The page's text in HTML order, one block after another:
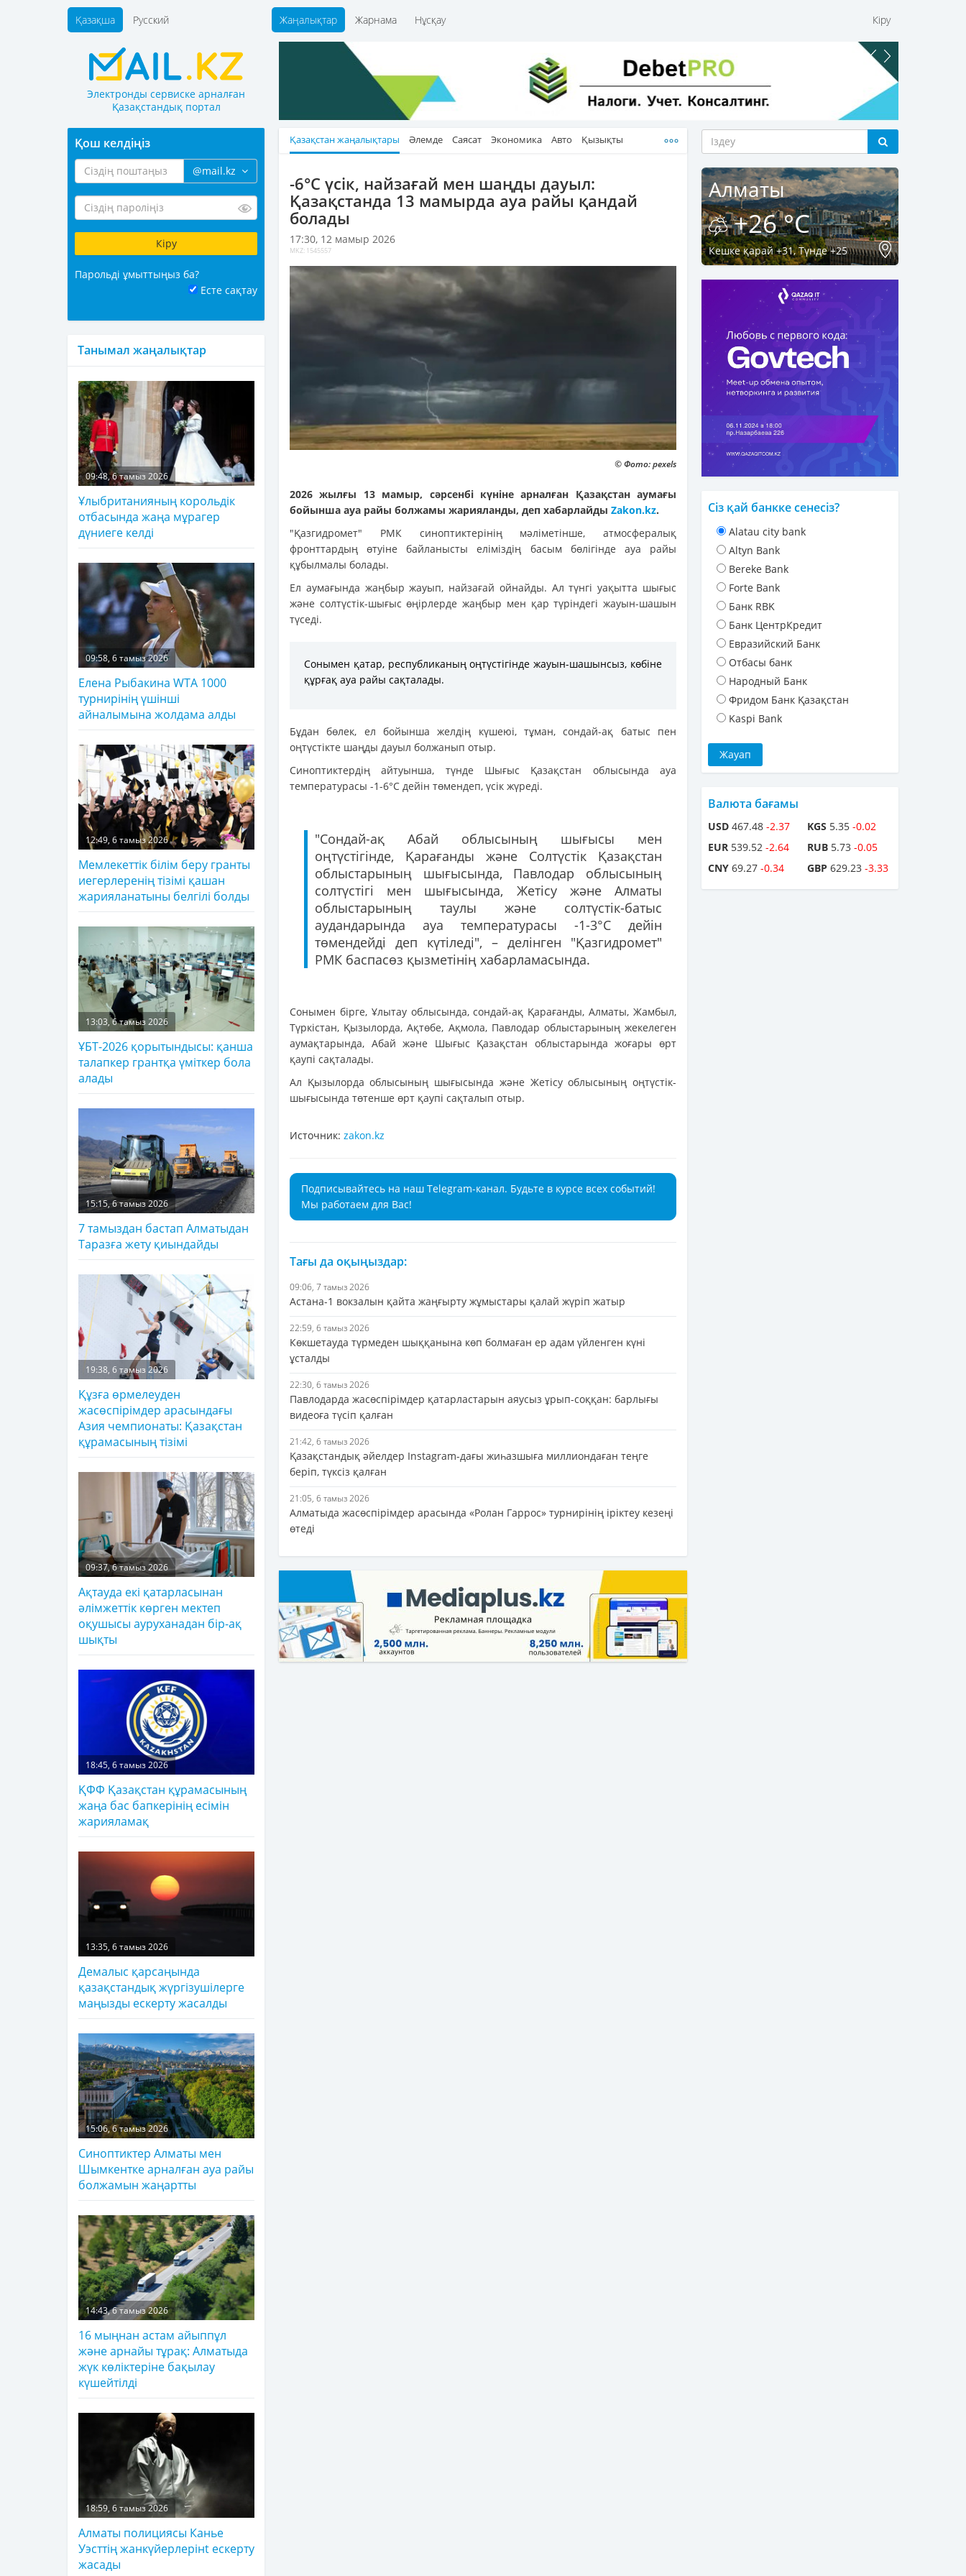
Жаңалықтар Жарнама Нұсқау Кіру
Қазақша Русский
Электронды сервиске арналған
Қазақстандық портал
Қазақстан жаңалықтары Әлемде Саясат Экономика Авто Қызықты
-6°С үсік, найзағай мен шаңды дауыл:
Қазақстанда 13 мамырда ауа райы қандай
болады
17:30, 12 мамыр 2026
MKZ: 1545557
© Фото: pexels
2026 жылғы 13 мамыр, сәрсенбі күніне арналған Қазақстан аумағы
бойынша ауа райы болжамы жарияланды, деп хабарлайды Zakon.kz.
"Қазгидромет" РМК синоптиктерінің мәліметінше, атмосфералық
фронттардың өтуіне байланысты еліміздің басым бөлігінде ауа райы
құбылмалы болады.
Ел аумағында жаңбыр жауып, найзағай ойнайды. Ал түнгі уақытта шығыс
және солтүстік-шығыс өңірлерде жаңбыр мен қар түріндегі жауын-шашын
түседі.
Сонымен қатар, республиканың оңтүстігінде жауын-шашынсыз, көбіне
құрғақ ауа райы сақталады.
Бұдан бөлек, ел бойынша желдің күшеюі, тұман, сондай-ақ батыс пен
оңтүстікте шаңды дауыл болжанып отыр.
Синоптиктердің айтуынша, түнде Шығыс Қазақстан облысында ауа
температурасы -1-6°С дейін төмендеп, үсік жүреді.
"Сондай-ақ Абай облысының шығысы мен
оңтүстігінде, Қарағанды және Солтүстік Қазақстан
облыстарының шығысында, Павлодар облысының
солтүстігі мен шығысында, Жетісу және Алматы
облыстарының таулы және солтүстік-батыс
аудандарында ауа температурасы -1-3°С дейін
төмендейді деп күтіледі", – делінген "Қазгидромет"
РМК баспасөз қызметінің хабарламасында.
Сонымен бірге, Ұлытау облысында, сондай-ақ Қарағанды, Алматы, Жамбыл,
Түркістан, Қызылорда, Ақтөбе, Ақмола, Павлодар облыстарының жекелеген
аумақтарында, Абай және Шығыс Қазақстан облыстарында жоғары өрт
қаупі сақталады.
Ал Қызылорда облысының шығысында және Жетісу облысының оңтүстік-
шығысында төтенше өрт қаупі сақталып отыр.
Источник: zakon.kz
Подписывайтесь на наш Telegram-канал. Будьте в курсе всех событий!
Мы работаем для Вас!
Тағы да оқыңыздар:
09:06, 7 тамыз 2026
Астана-1 вокзалын қайта жаңғырту жұмыстары қалай жүріп жатыр
22:59, 6 тамыз 2026
Көкшетауда түрмеден шыққанына көп болмаған ер адам үйленген күні
ұсталды
22:30, 6 тамыз 2026
Павлодарда жасөспірімдер қатарластарын аяусыз ұрып-соққан: барлығы
видеоға түсіп қалған
21:42, 6 тамыз 2026
Қазақстандық әйелдер Instagram-дағы жиһазшыға миллиондаған теңге
беріп, түксіз қалған
21:05, 6 тамыз 2026
Алматыда жасөспірімдер арасында «Ролан Гаррос» турнирінің іріктеу кезеңі
өтеді
Қош келдіңіз
@mail.kz
Парольді ұмыттыңыз ба?
Есте сақтау
Танымал жаңалықтар
09:48, 6 тамыз 2026
Ұлыбританияның корольдік
отбасында жаңа мұрагер
дүниеге келді
09:58, 6 тамыз 2026
Елена Рыбакина WTA 1000
турнирінің үшінші
айналымына жолдама алды
12:49, 6 тамыз 2026
Мемлекеттік білім беру гранты
иегерлеренің тізімі қашан
жарияланатыны белгілі болды
13:03, 6 тамыз 2026
ҰБТ-2026 қорытындысы: қанша
талапкер грантқа үміткер бола
алады
15:15, 6 тамыз 2026
7 тамыздан бастап Алматыдан
Таразға жету қиындайды
19:38, 6 тамыз 2026
Құзға өрмелеуден
жасөспірімдер арасындағы
Азия чемпионаты: Қазақстан
құрамасының тізімі
09:37, 6 тамыз 2026
Ақтауда екі қатарласынан
әлімжеттік көрген мектеп
оқушысы ауруханадан бір-ақ
шықты
18:45, 6 тамыз 2026
ҚФФ Қазақстан құрамасының
жаңа бас бапкерінің есімін
жарияламақ
13:35, 6 тамыз 2026
Демалыс қарсаңында
қазақстандық жүргізушілерге
маңызды ескерту жасалды
15:06, 6 тамыз 2026
Синоптиктер Алматы мен
Шымкентке арналған ауа райы
болжамын жаңартты
14:43, 6 тамыз 2026
16 мыңнан астам айыппұл
және арнайы тұрақ: Алматыда
жүк көліктеріне бақылау
күшейтілді
18:59, 6 тамыз 2026
Алматы полициясы Канье
Уэсттің жанкүйерлерінt ескерту
жасады
Алматы
+26 °C
Кешке қарай +31, Түнде +25
Сіз қай банкке сенесіз?
Alatau city bank
Altyn Bank
Bereke Bank
Forte Bank
Банк RBK
Банк ЦентрКредит
Евразийский Банк
Отбасы банк
Народный Банк
Фридом Банк Қазақстан
Kaspi Bank
Валюта бағамы
USD 467.48 -2.37
EUR 539.52 -2.64
CNY 69.27 -0.34
KGS 5.35 -0.02
RUB 5.73 -0.05
GBP 629.23 -3.33